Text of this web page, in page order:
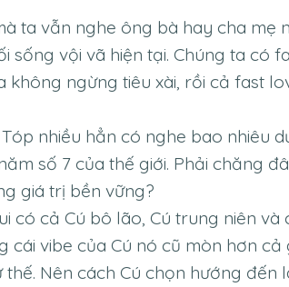
ta vẫn nghe ông bà hay cha mẹ
sống vội vã hiện tại. Chúng ta có
không ngừng tiêu xài, rồi cả fast
nhiều hẳn có nghe bao nhiêu
số 7 của thế giới. Phải chăng
giá trị bền vững?
có cả Cú bô lão, Cú trung niên và
cái vibe của Cú nó cũ mòn hơn
Nên cách Cú chọn hướng đến